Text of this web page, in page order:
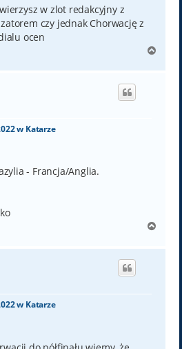
w zlot redakcyjny z
czy jednak Chorwację z
ocen
g
w Katarze
- Francja/Anglia.
g
w Katarze